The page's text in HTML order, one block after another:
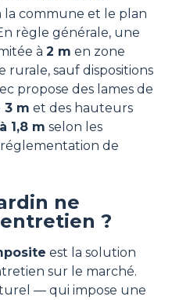
la commune et le plan
règle générale, une
à 2 m en zone
rurale, sauf dispositions
propose des lames de
3 m et des hauteurs
1,8 m selon les
réglementation de
ne
?
est la solution
sur le marché.
— qui impose une